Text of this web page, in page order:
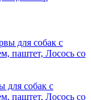
для собак с
паштет, Лосось со